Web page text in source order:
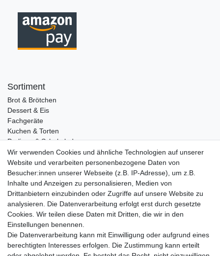
Sortiment
Brot & Brötchen
Dessert & Eis
Fachgeräte
Kuchen & Torten
Pralinen & Schokolade
Lebensmittel
Gutscheine
Informationen
Zahlungsarten
Versandkosten
Service
Rezepte
Newsletter
Blog
Wir verwenden Cookies und ähnliche Technologien auf unserer
Website und verarbeiten personenbezogene Daten von
Besucher:innen unserer Webseite (z.B. IP-Adresse), um z.B.
Inhalte und Anzeigen zu personalisieren, Medien von
Drittanbietern einzubinden oder Zugriffe auf unsere Website zu
analysieren. Die Datenverarbeitung erfolgt erst durch gesetzte
Cookies. Wir teilen diese Daten mit Dritten, die wir in den
Einstellungen benennen.
Die Datenverarbeitung kann mit Einwilligung oder aufgrund eines
berechtigten Interesses erfolgen. Die Zustimmung kann erteilt